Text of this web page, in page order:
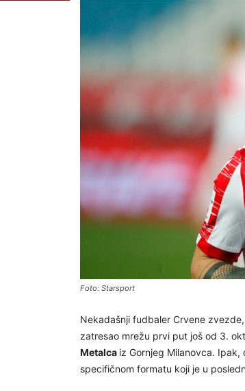
Foto: Starsport
Nekadašnji fudbaler Crvene zvezde,
zatresao mrežu prvi put još od 3.
Metalca iz Gornjeg Milanovca.
specifičnom formatu koji je u